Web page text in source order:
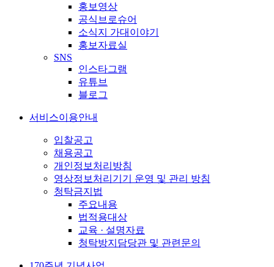
홍보영상
공식브로슈어
소식지 가대이야기
홍보자료실
SNS
인스타그램
유튜브
블로그
서비스이용안내
입찰공고
채용공고
개인정보처리방침
영상정보처리기기 운영 및 관리 방침
청탁금지법
주요내용
법적용대상
교육 · 설명자료
청탁방지담당관 및 관련문의